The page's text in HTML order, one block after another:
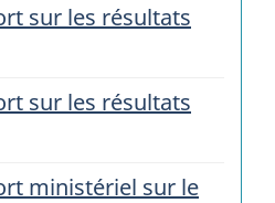
sur les résultats
sur les résultats
ministériel sur le